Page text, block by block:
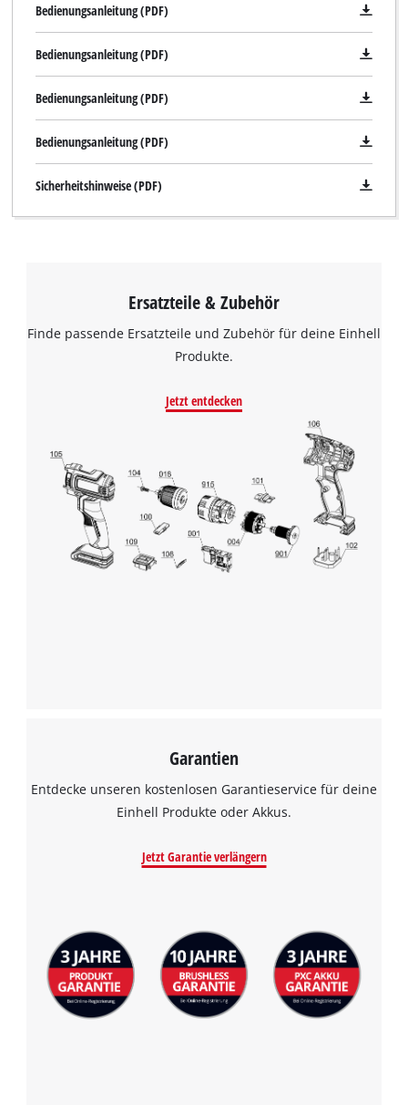
Bedienungsanleitung (PDF)
Bedienungsanleitung (PDF)
Bedienungsanleitung (PDF)
Bedienungsanleitung (PDF)
Sicherheitshinweise (PDF)
Ersatzteile & Zubehör
Finde passende Ersatzteile und Zubehör für deine Einhell
Produkte.
Jetzt entdecken
Garantien
Entdecke unseren kostenlosen Garantieservice für deine
Einhell Produkte oder Akkus.
Jetzt Garantie verlängern